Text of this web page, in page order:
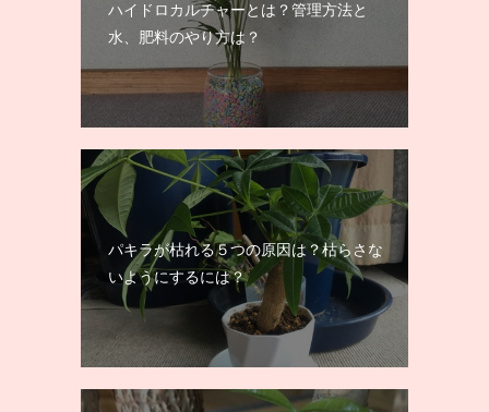
ハイドロカルチャーとは？管理方法と
水、肥料のやり方は？
パキラが枯れる５つの原因は？枯らさな
いようにするには？